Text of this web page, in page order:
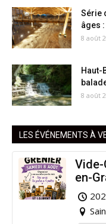
Série
âges
8 août
Haut-
8 août
LES ÉVÉNEMENTS À
Vide-
en-
pour